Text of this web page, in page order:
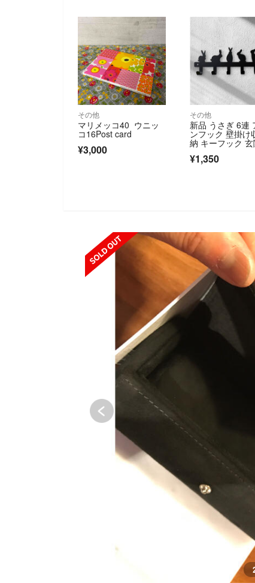
系 【中古】
その他
マリメッコ40 ウニッ
コ16Post card
¥3,000
その他
新品 うさぎ 6連
ンフック 壁掛け
納 キーフック 玄
ンテリア雑貨 ラ
¥1,350
SOLD OUT